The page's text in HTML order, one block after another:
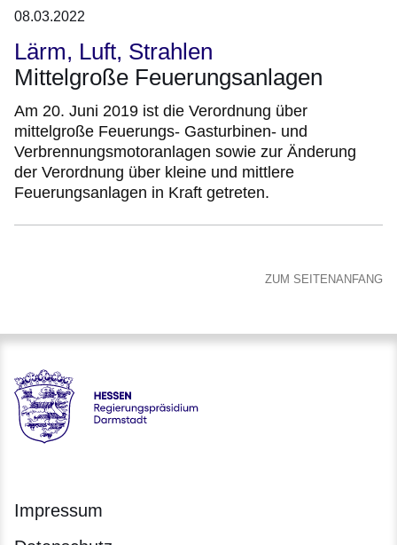
08.03.2022
Lärm, Luft, Strahlen
Mittelgroße Feuerungsanlagen
Am 20. Juni 2019 ist die Verordnung über
mittelgroße Feuerungs- Gasturbinen- und
Verbrennungsmotoranlagen sowie zur Änderung
der Verordnung über kleine und mittlere
Feuerungsanlagen in Kraft getreten.
ZUM SEITENANFANG
Hessen - Regierungspräsidium Darmstadt
Impressum